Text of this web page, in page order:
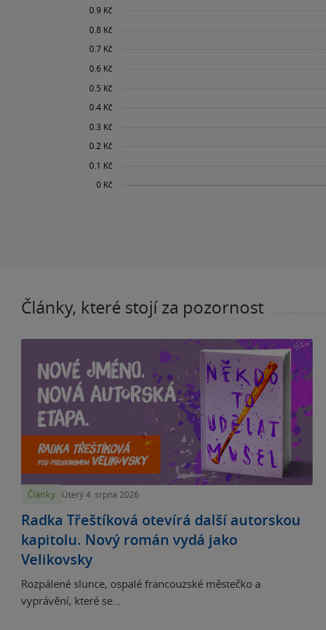
Články, které stojí za pozornost
Články Úterý 4. srpna 2026
Radka Třeštíková otevírá další autorskou
kapitolu. Nový román vydá jako
Velikovsky
Rozpálené slunce, ospalé francouzské městečko a
vyprávění, které se...